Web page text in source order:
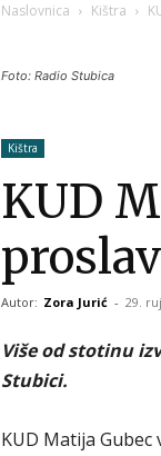
Naslovnica Kištra
Foto: Radio Stubica
Kištra
KUD
Autor: Zora Jurić - 29.
Više od stotinu
Stubici.
KUD Matija